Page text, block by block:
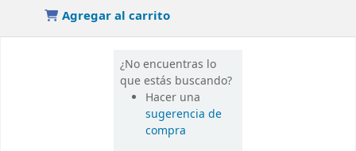
Agregar al carrito
¿No encuentras lo
que estás buscando?
Hacer una
sugerencia de
compra